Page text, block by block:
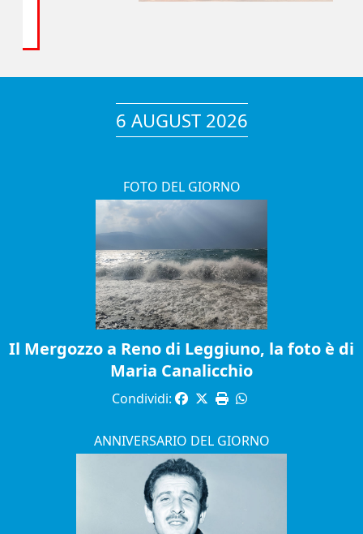
6 AUGUST 2026
FOTO DEL GIORNO
Il Mergozzo a Reno di Leggiuno, la foto è di
Maria Canalicchio
Condividi:
ANNIVERSARIO DEL GIORNO